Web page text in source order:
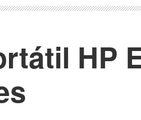
HP